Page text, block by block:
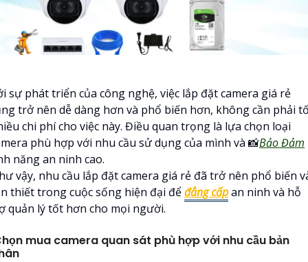
sự phát triển của công nghệ, việc lắp đặt camera giá rẻ
trở nên dễ dàng hơn và phổ biến hơn, không cần phải
chi phí cho việc này. Điều quan trọng là lựa chọn loại
phù hợp với nhu cầu sử dụng của mình và 📸Bảo Đảm
năng an ninh cao.
vậy, nhu cầu lắp đặt camera giá rẻ đã trở nên phổ biến
thiết trong cuộc sống hiện đại đểđẳng cấpan ninh và hỗ
quản lý tốt hơn cho mọi người.
mua camera quan sát phù hợp với nhu cầu bản